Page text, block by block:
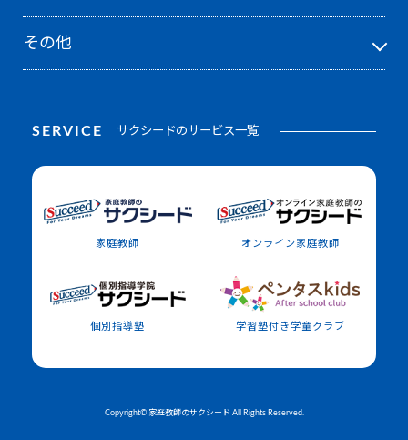
横浜雙葉
山手学院
山脇学園
その他
SERVICE サクシードのサービス一覧
家庭教師 オンライン家庭教師
個別指導塾 学習塾付き学童クラブ
Copyright© 家庭教師のサクシード All Rights Reserved.